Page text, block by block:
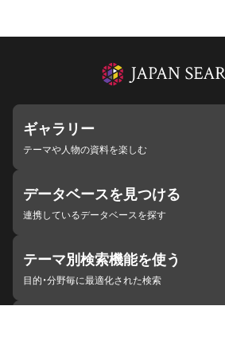
ギャラリー
テーマや人物の資料を楽しむ
データベースを見つける
連携しているデータベースを探す
テーマ別検索機能を使う
目的・分野毎に最適化された検索